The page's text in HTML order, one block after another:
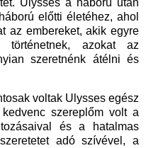
előtti életéhez, ahol
az embereket, akik egyre
azokat az
szeretnénk átélni és
voltak Ulysses egész
szereplőm volt a
és a hatalmas
adó szívével, a